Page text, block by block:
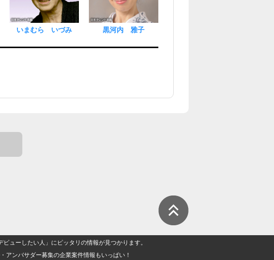
いまむら いづみ 黒河内 雅子
ューしたい人」にピッタリの情報が見つかります。
アンバサダー募集の企業案件情報もいっぱい！